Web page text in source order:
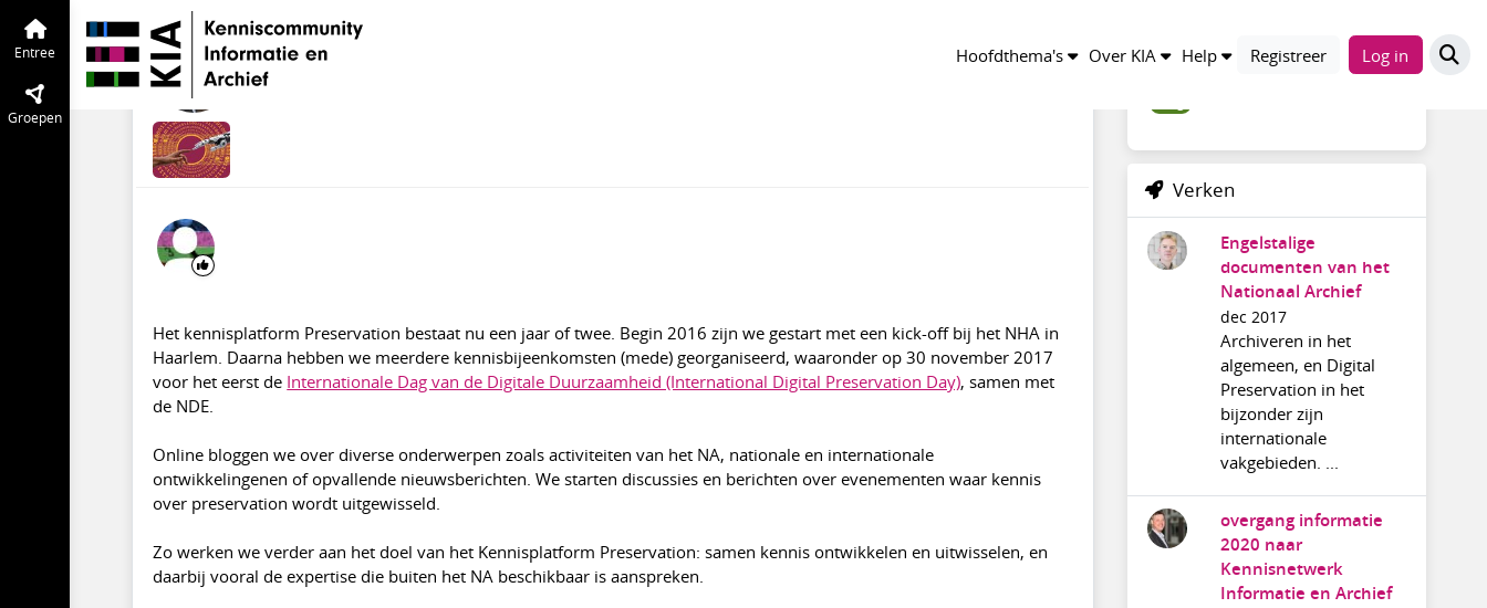
Hoofdthema's Over KIA Help Registreer Log in
Entree
Groepen
Preservation Digitaal Erfgoed
Werkplan kenisplatform preservation
feb 2018
Het kennisplatform Preservation bestaat nu een jaar of twee. Begin 2016 zijn we gestart met een kick-off bij het NHA in
Haarlem. Daarna hebben we meerdere kennisbijeenkomsten (mede) georganiseerd, waaronder op 30 november 2017
voor het eerst de Internationale Dag van de Digitale Duurzaamheid (International Digital Preservation Day), samen met
de NDE.
Online bloggen we over diverse onderwerpen zoals activiteiten van het NA, nationale en internationale
ontwikkelingenen of opvallende nieuwsberichten. We starten discussies en berichten over evenementen waar kennis
over preservation wordt uitgewisseld.
Zo werken we verder aan het doel van het Kennisplatform Preservation: samen kennis ontwikkelen en uitwisselen, en
daarbij vooral de expertise die buiten het NA beschikbaar is aanspreken.
Verken
Engelstalige
documenten van het
Nationaal Archief
dec 2017
Archiveren in het
algemeen, en Digital
Preservation in het
bijzonder zijn
internationale
vakgebieden. ...
overgang informatie
2020 naar
Kennisnetwerk
Informatie en Archief